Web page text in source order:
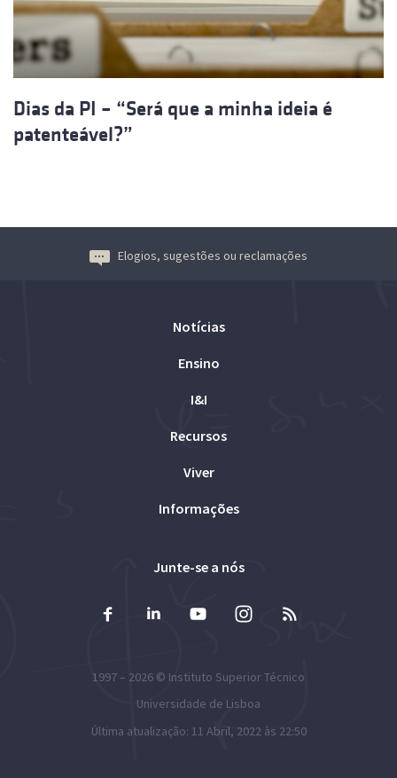
Dias da PI – “Será que a minha ideia é
patenteável?”
Elogios, sugestões ou reclamações
Notícias
Ensino
I&I
Recursos
Viver
Informações
Junte-se a nós
1997 – 2026 © Instituto Superior Técnico
Universidade de Lisboa
Última atualização: 11 Abril, 2022 às 22:50